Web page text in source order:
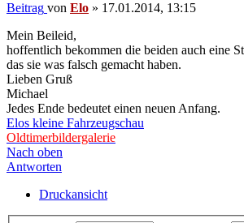
Beitrag von Elo » 17.01.2014, 13:15
Mein Beileid,
hoffentlich bekommen die beiden auch eine
das sie was falsch gemacht haben.
Lieben Gruß
Michael
Jedes Ende bedeutet einen neuen Anfang.
Elos kleine Fahrzeugschau
Oldtimerbildergalerie
Nach oben
Antworten
Druckansicht